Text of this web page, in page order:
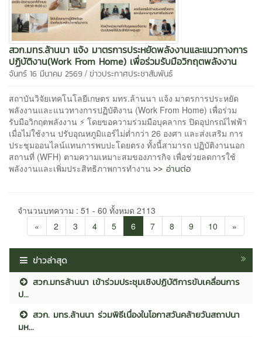
สวก.มทร.ล้านนา แจ้ง มาตรการประหยัดพลังงานและแนวทางการ
ปฏิบัติงาน(Work From Home) เพื่อร่วมรับมือวิกฤตพลังงาน
จันทร์ 16 มีนาคม 2569 / ข่าวประกาศประชาสัมพันธ์
สถาบันวิจัยเทคโนโลยีเกษตร มทร.ล้านนา แจ้ง มาตรการประหยัด
พลังงานและแนวทางการปฏิบัติงาน (Work From Home) เพื่อร่วม
รับมือวิกฤตพลังงาน ⚡ โดยขอความร่วมมือบุคลากร ปิดอุปกรณ์ไฟฟ้า
เมื่อไม่ใช้งาน ปรับอุณหภูมิแอร์ไม่ต่ำกว่า 26 องศา และส่งเสริม การ
ประชุมออนไลน์แทนการพบปะโดยตรง ทั้งนี้สามารถ ปฏิบัติงานนอก
สถานที่ (WFH) ตามความเหมาะสมของภารกิจ เพื่อช่วยลดการใช้
พลังงานและเพิ่มประสิทธิภาพการทำงาน >> อ่านต่อ
จำนวนบทความ : 51 - 60 ทั้งหมด 2113
«
2 3 4 5 6 7 8 9 10 »
ข่าวล่าสุด
สวก.มทรล้านนา เข้าร่วมประชุมเชิงปฏิบัติการขับเคลื่อนการ
ป...
สวก. มทร.ล้านนา ร่วมพิธีเนื่องในโอกาสวันคล้ายวันสถาปนา
มห...